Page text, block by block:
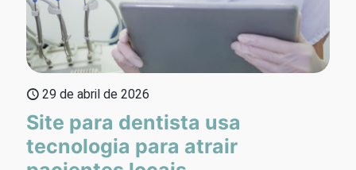
29 de abril de 2026
Site para dentista usa
tecnologia para atrair